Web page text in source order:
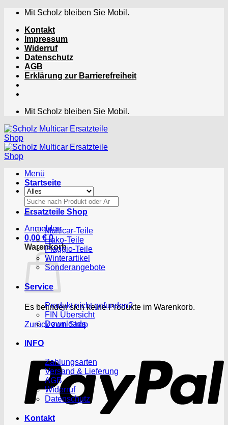
Zum
springen
Mit Scholz bleiben Sie Mobil.
Kontakt
Impressum
Widerruf
Datenschutz
AGB
Erklärung zur Barrierefreiheit
Mit Scholz bleiben Sie Mobil.
Menü
Suchen
nach:
Anmelden
0,00 € 0
Warenkorb
Es befinden sich keine Produkte im Warenkorb.
Zurück zum Shop
Startseite
Ersatzteile Shop
Multicar-Teile
Hako-Teile
Piaggio-Teile
Winterartikel
Sonderangebote
Service
Produkt nicht gefunden?
FIN Übersicht
Downloads
INFO
Zahlungsarten
Versand & Lieferung
AGB
Widerruf
Datenschutz
Kontakt